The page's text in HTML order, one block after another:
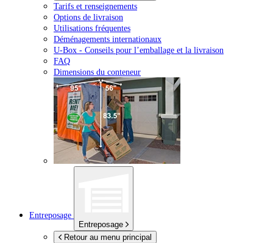
Tarifs et renseignements
Options de livraison
Utilisations fréquentes
Déménagements internationaux
U-Box - Conseils pour l’emballage et la livraison
FAQ
Dimensions du conteneur
Entreposage
Entreposage
Retour au menu principal